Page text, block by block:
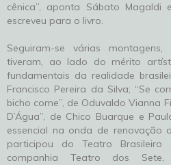
cênica”, aponta Sábato
escreveu para o livro.
Seguiram-se várias
tiveram, ao lado do mérito
fundamentais da realidade
Francisco Pereira da Silva; “Se
bicho come”, de Oduvaldo Vianna
D’Água”, de Chico Buarque e
essencial na onda de renovação
participou do Teatro
companhia Teatro dos